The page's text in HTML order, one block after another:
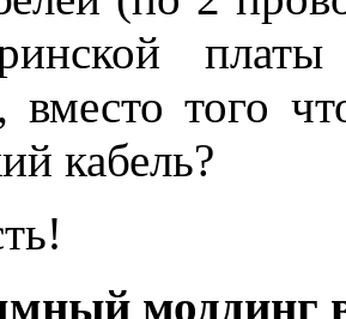
вместо того
кабель?
моддинг